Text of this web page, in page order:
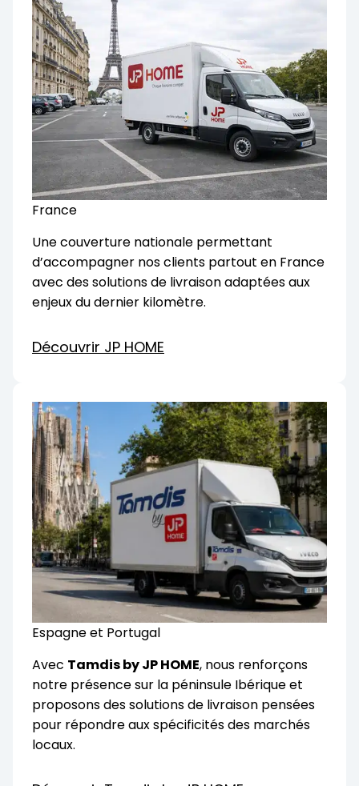
France
Une couverture nationale permettant
d’accompagner nos clients partout en France
avec des solutions de livraison adaptées aux
enjeux du dernier kilomètre.
Découvrir JP HOME
Espagne et Portugal
Avec Tamdis by JP HOME, nous renforçons
notre présence sur la péninsule Ibérique et
proposons des solutions de livraison pensées
pour répondre aux spécificités des marchés
locaux.